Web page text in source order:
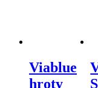
Viablue
hroty